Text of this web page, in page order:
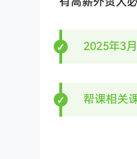
2025年3
帮课相关